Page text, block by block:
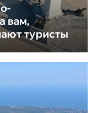
вам,
туристы